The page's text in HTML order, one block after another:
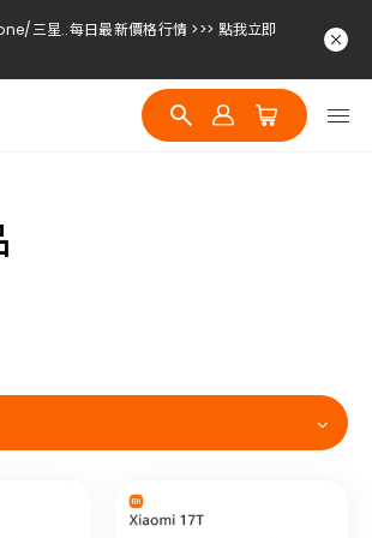
三星..每日最新價格行情 >>> 點我立即
三星..每日最新價格行情 >>> 點我立即
三星..每日最新價格行情 >>> 點我立即